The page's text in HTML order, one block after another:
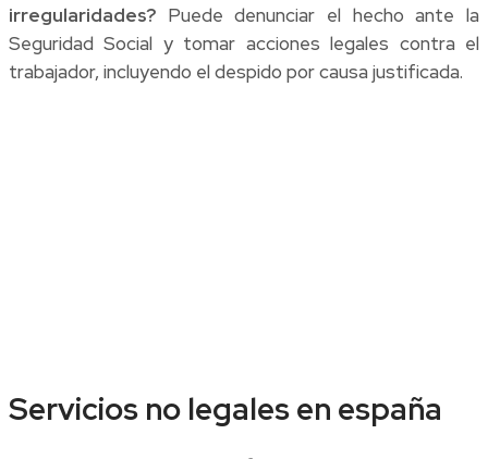
irregularidades? Puede denunciar el hecho ante la
Seguridad Social y tomar acciones legales contra el
trabajador, incluyendo el despido por causa justificada.
Servicios no legales en españa